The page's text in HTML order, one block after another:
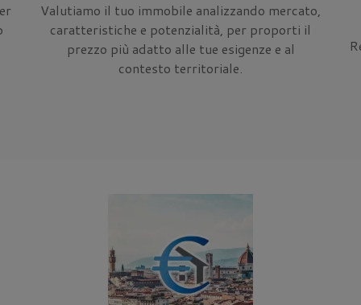
Valutiamo il tuo immobile analizzando mercato,
caratteristiche e potenzialità, per proporti il
prezzo più adatto alle tue esigenze e al
contesto territoriale.